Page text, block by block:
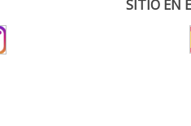
SITIO EN